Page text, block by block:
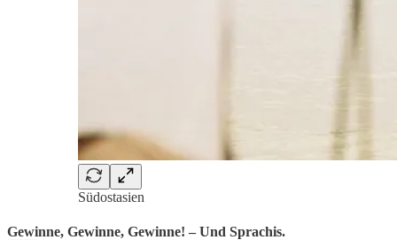
Südostasien
Gewinne, Gewinne, Gewinne! – Und Sprachis.